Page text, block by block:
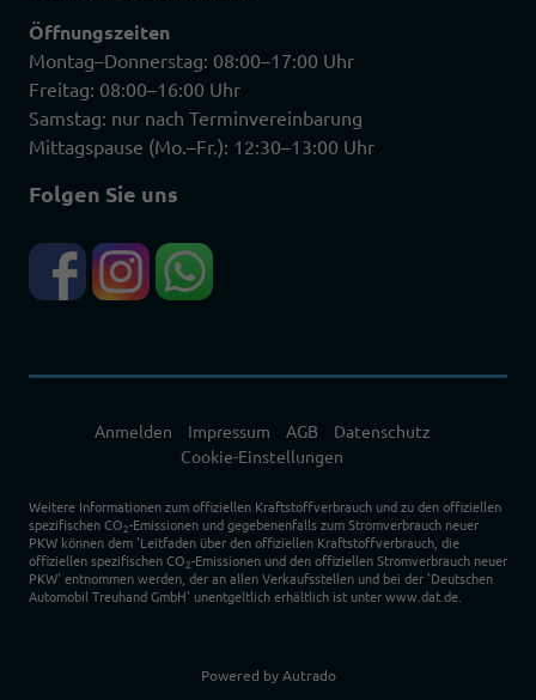
Öffnungszeiten
Montag–Donnerstag: 08:00–17:00 Uhr
Freitag: 08:00–16:00 Uhr
Samstag: nur nach Terminvereinbarung
Mittagspause (Mo.–Fr.): 12:30–13:00 Uhr
Folgen Sie uns
Anmelden Impressum AGB
Datenschutz
Cookie-Einstellungen
Weitere Informationen zum offiziellen Kraftstoffverbrauch und zu den offiziellen
spezifischen CO2-Emissionen und gegebenenfalls zum Stromverbrauch neuer
PKW können dem 'Leitfaden über den offiziellen Kraftstoffverbrauch, die
offiziellen spezifischen CO2-Emissionen und den offiziellen Stromverbrauch neuer
PKW' entnommen werden, der an allen Verkaufsstellen und bei der 'Deutschen
Automobil Treuhand GmbH' unentgeltlich erhältlich ist unter www.dat.de.
Powered by Autrado